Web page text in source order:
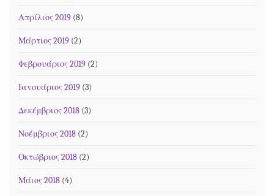
Απρίλιος 2019 (8)
Μάρτιος 2019 (2)
Φεβρουάριος 2019 (2)
Ιανουάριος 2019 (3)
Δεκέμβριος 2018 (3)
Νοέμβριος 2018 (2)
Οκτώβριος 2018 (2)
Μάιος 2018 (4)